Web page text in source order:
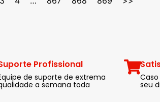
Profissional
de suporte de extrema
a semana toda seu